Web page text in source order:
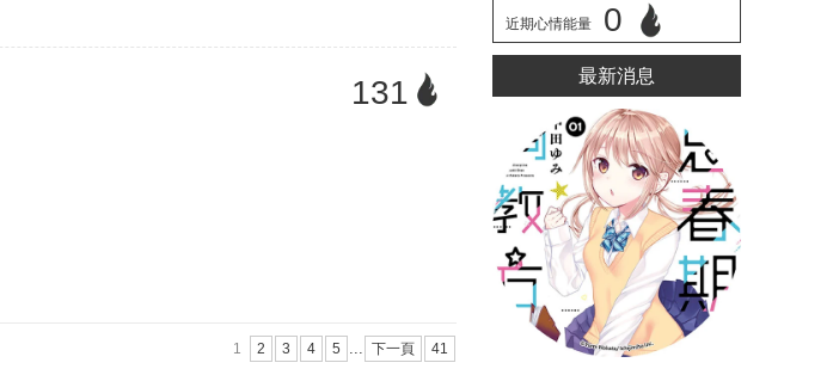
131
1 2 3 4 5 ... 下一頁 41
近期心情能量 0
立刻心情投票
最新消息